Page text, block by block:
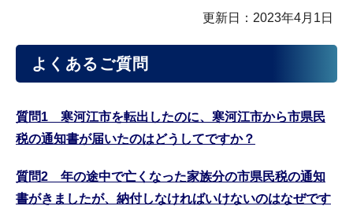
更新日：2023年4月1日
よくあるご質問
質問1 寒河江市を転出したのに、寒河江市から市県民
税の通知書が届いたのはどうしてですか？
質問2 年の途中で亡くなった家族分の市県民税の通知
書がきましたが、納付しなければいけないのはなぜです